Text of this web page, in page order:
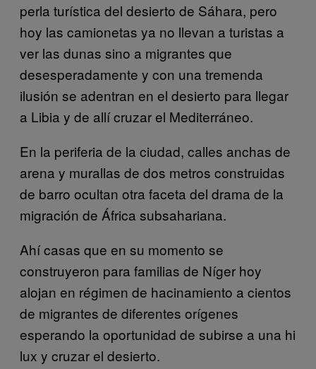
perla turística del desierto de Sáhara, pero
hoy las camionetas ya no llevan a turistas a
ver las dunas sino a migrantes que
desesperadamente y con una tremenda
ilusión se adentran en el desierto para llegar
a Libia y de allí cruzar el Mediterráneo.
En la periferia de la ciudad, calles anchas de
arena y murallas de dos metros construidas
de barro ocultan otra faceta del drama de la
migración de África subsahariana.
Ahí casas que en su momento se
construyeron para familias de Níger hoy
alojan en régimen de hacinamiento a cientos
de migrantes de diferentes orígenes
esperando la oportunidad de subirse a una hi
lux y cruzar el desierto.